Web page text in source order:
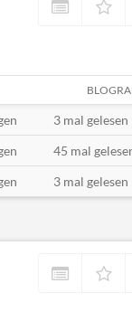
3 mal gelesen
45 mal
3 mal gelesen